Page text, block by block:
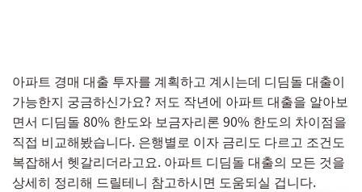
아파트 경매 대출 투자를 계획하고 계시는데 디딤돌 대출이
가능한지 궁금하신가요? 저도 작년에 아파트 대출을 알아보
면서 디딤돌 80% 한도와 보금자리론 90% 한도의 차이점을
직접 비교해봤습니다. 은행별로 이자 금리도 다르고 조건도
복잡해서 헷갈리더라고요. 아파트 디딤돌 대출의 모든 것을
상세히 정리해 드릴테니 참고하시면 도움되실 겁니다.